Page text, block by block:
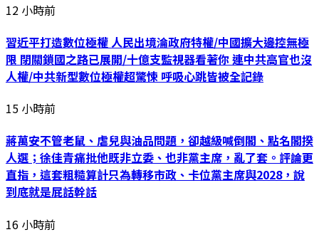
12 小時前
習近平打造數位極權 人民出境淪政府特權/中國擴大邊控無極
限 閉關鎖國之路已展開/十億支監視器看著你 連中共高官也沒
人權/中共新型數位極權超驚悚 呼吸心跳皆被全記錄
15 小時前
蔣萬安不管老鼠、虐兒與油品問題，卻越級喊倒閣、點名閣揆
人選；徐佳青痛批他既非立委、也非黨主席，亂了套。評論更
直指，這套粗糙算計只為轉移市政、卡位黨主席與2028，說
到底就是屁話幹話
16 小時前